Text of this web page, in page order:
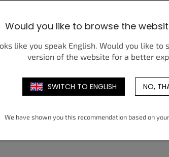
Would you like to browse the
like you speak English. Would you like to
version of the website for a better
SWITCH TO ENGLISH NO,
We have shown you this recommendation based on